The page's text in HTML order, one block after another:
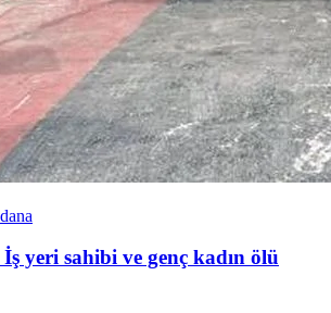
yeri sahibi ve genç kadın ölü